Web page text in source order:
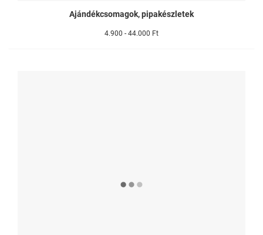
Ajándékcsomagok, pipakészletek
4.900 - 44.000 Ft